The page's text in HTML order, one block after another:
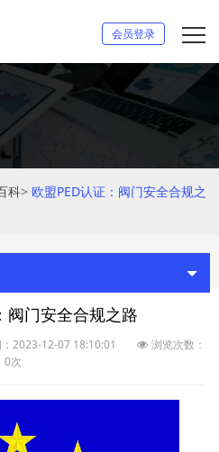
会员登录
科> 欧盟PED认证：阀门安全合规之
阀门安全合规之路
2023-12-07 18:10:01
浏览次数：
0次